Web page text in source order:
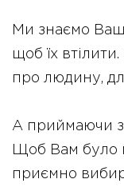
Ми знаємо
щоб їх
про людину,
А приймаючи
Щоб Вам було
приємно